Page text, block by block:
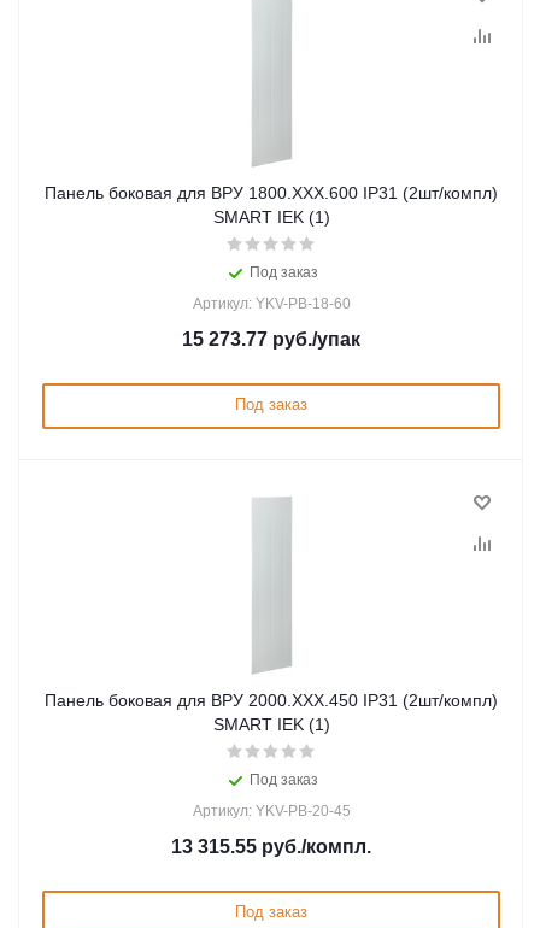
Панель боковая для ВРУ 1800.ХХХ.600 IP31 (2шт/компл)
SMART IEK (1)
Под заказ
Артикул: YKV-PB-18-60
15 273.77 руб./упак
Под заказ
Панель боковая для ВРУ 2000.ХХХ.450 IP31 (2шт/компл)
SMART IEK (1)
Под заказ
Артикул: YKV-PB-20-45
13 315.55 руб./компл.
Под заказ